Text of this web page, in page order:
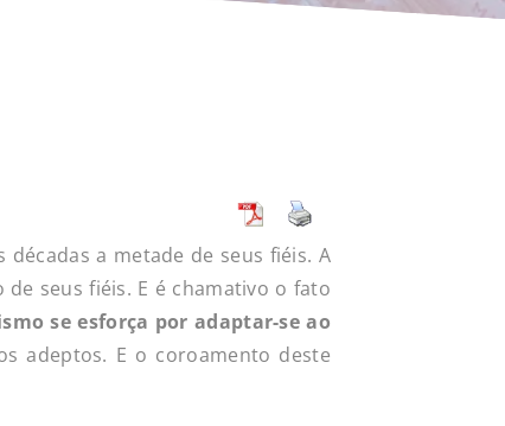
a metade de seus fiéis. A
seus fiéis. E é chamativo o fato
se esforça por adaptar-se ao
adeptos. E o coroamento deste